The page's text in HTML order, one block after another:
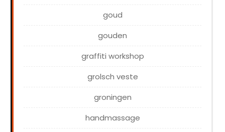
goud
gouden
graffiti workshop
grolsch veste
groningen
handmassage